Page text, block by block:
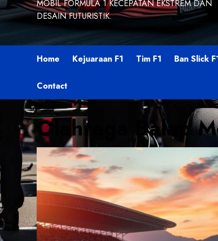
MOBIL FORMULA 1 KECEPATAN EKSTREM DAN
DESAIN FUTURISTIK.
Home Kejuaraan F1 Tim F1 Ban Slick
Contact
Olahraga Balap